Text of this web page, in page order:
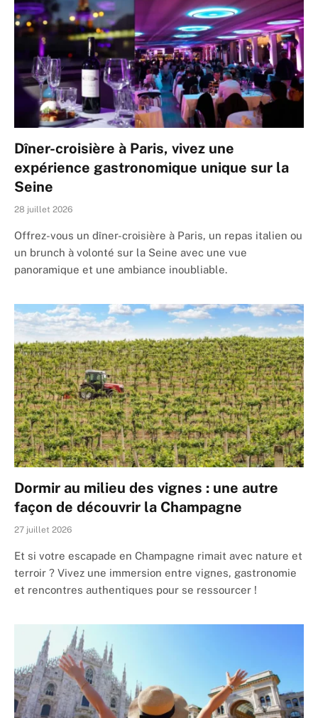
Dîner-croisière à Paris, vivez une
expérience gastronomique unique sur la
Seine
28 juillet 2026
Offrez-vous un dîner-croisière à Paris, un repas italien ou
un brunch à volonté sur la Seine avec une vue
panoramique et une ambiance inoubliable.
Dormir au milieu des vignes : une autre
façon de découvrir la Champagne
27 juillet 2026
Et si votre escapade en Champagne rimait avec nature et
terroir ? Vivez une immersion entre vignes, gastronomie
et rencontres authentiques pour se ressourcer !